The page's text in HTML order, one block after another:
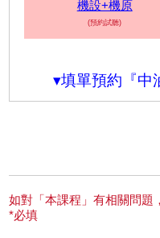
機設+機原
(預約試聽)
▾填單預約『中
如對「本課程」有相關問
*必填